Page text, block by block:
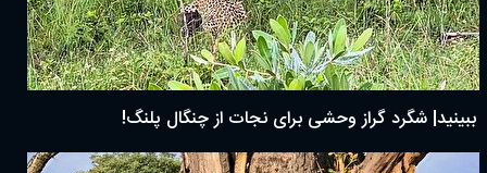
ببینید| شگرد گراز وحشی برای نجات از چنگال پلنگ!